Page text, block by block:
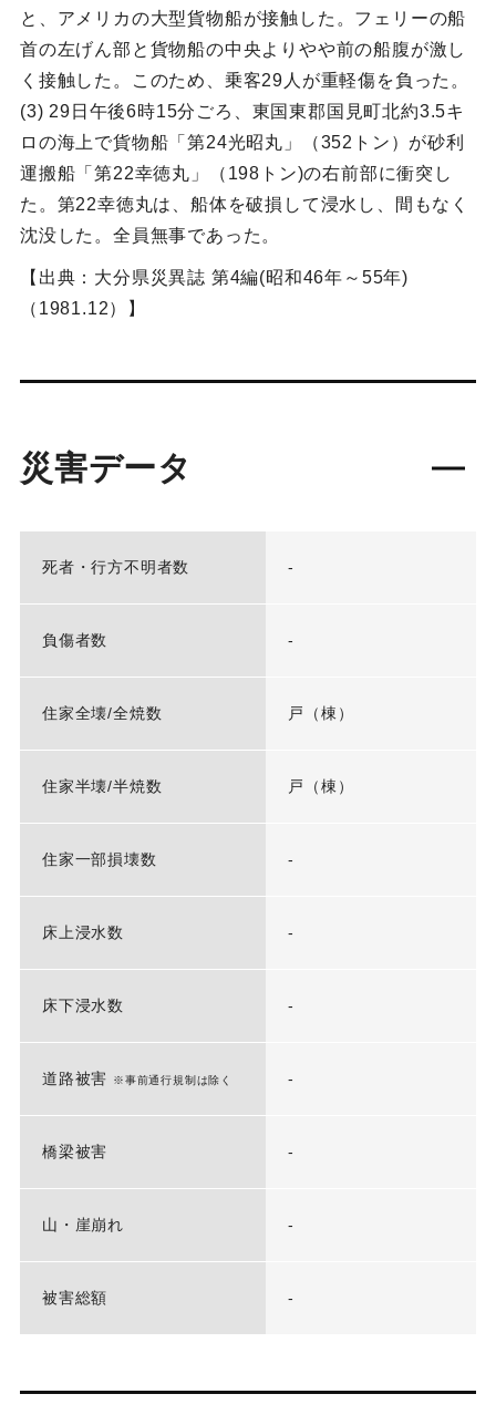
と、アメリカの大型貨物船が接触した。フェリーの船
首の左げん部と貨物船の中央よりやや前の船腹が激し
く接触した。このため、乗客29人が重軽傷を負った。
(3) 29日午後6時15分ごろ、東国東郡国見町北約3.5キ
ロの海上で貨物船「第24光昭丸」（352トン）が砂利
運搬船「第22幸徳丸」（198トン)の右前部に衝突し
た。第22幸徳丸は、船体を破損して浸水し、間もなく
沈没した。全員無事であった。
【出典：大分県災異誌 第4編(昭和46年～55年)
（1981.12）】
災害データ
死者・行方不明者数 -
負傷者数 -
住家全壊/全焼数 戸（棟）
住家半壊/半焼数 戸（棟）
住家一部損壊数 -
床上浸水数 -
床下浸水数 -
道路被害 ※事前通行規制は除く -
橋梁被害 -
山・崖崩れ -
被害総額 -